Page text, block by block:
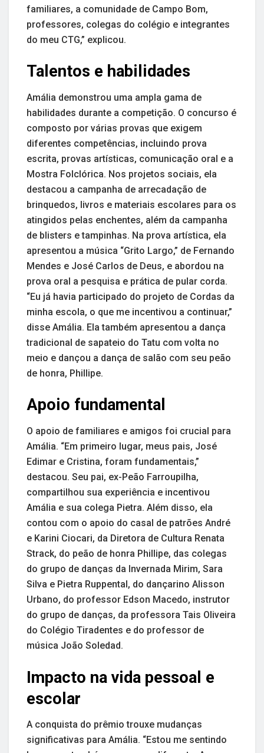
familiares, a comunidade de Campo Bom,
professores, colegas do colégio e integrantes
do meu CTG,” explicou.
Talentos e habilidades
Amália demonstrou uma ampla gama de
habilidades durante a competição. O concurso é
composto por várias provas que exigem
diferentes competências, incluindo prova
escrita, provas artísticas, comunicação oral e a
Mostra Folclórica. Nos projetos sociais, ela
destacou a campanha de arrecadação de
brinquedos, livros e materiais escolares para os
atingidos pelas enchentes, além da campanha
de blisters e tampinhas. Na prova artística, ela
apresentou a música “Grito Largo,” de Fernando
Mendes e José Carlos de Deus, e abordou na
prova oral a pesquisa e prática de pular corda.
“Eu já havia participado do projeto de Cordas da
minha escola, o que me incentivou a continuar,”
disse Amália. Ela também apresentou a dança
tradicional de sapateio do Tatu com volta no
meio e dançou a dança de salão com seu peão
de honra, Phillipe.
Apoio fundamental
O apoio de familiares e amigos foi crucial para
Amália. “Em primeiro lugar, meus pais, José
Edimar e Cristina, foram fundamentais,”
destacou. Seu pai, ex-Peão Farroupilha,
compartilhou sua experiência e incentivou
Amália e sua colega Pietra. Além disso, ela
contou com o apoio do casal de patrões André
e Karini Ciocari, da Diretora de Cultura Renata
Strack, do peão de honra Phillipe, das colegas
do grupo de danças da Invernada Mirim, Sara
Silva e Pietra Ruppental, do dançarino Alisson
Urbano, do professor Edson Macedo, instrutor
do grupo de danças, da professora Tais Oliveira
do Colégio Tiradentes e do professor de
música João Soledad.
Impacto na vida pessoal e
escolar
A conquista do prêmio trouxe mudanças
significativas para Amália. “Estou me sentindo